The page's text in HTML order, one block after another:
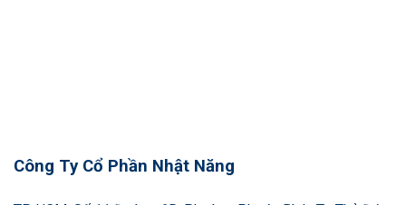
Công Ty Cổ Phần Nhật Năng